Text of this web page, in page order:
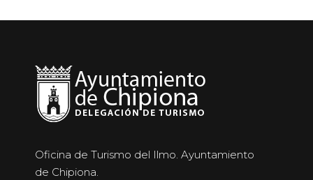
Oficina de Turismo del Ilmo. Ayuntamiento
de Chipiona.